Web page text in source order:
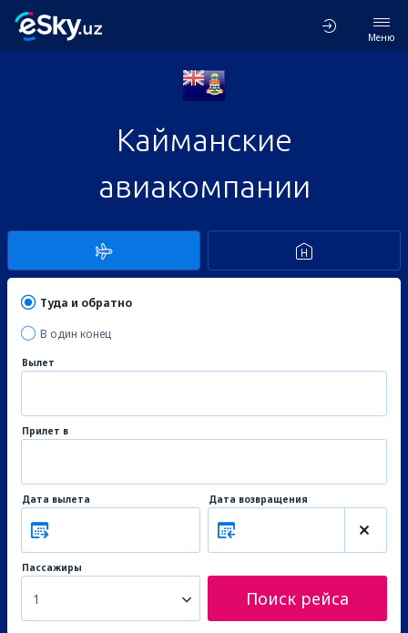
Меню
Кайманские
авиакомпании
Туда и обратно
В один конец
Вылет
Прилет в
Дата вылета Дата возвращения
Пассажиры
1 Поиск рейса